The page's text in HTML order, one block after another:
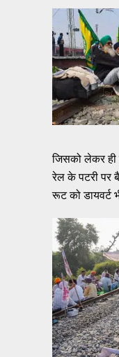
जिसको लेकर ही
रेल के पटरी पर
रूट को डायवर्ट